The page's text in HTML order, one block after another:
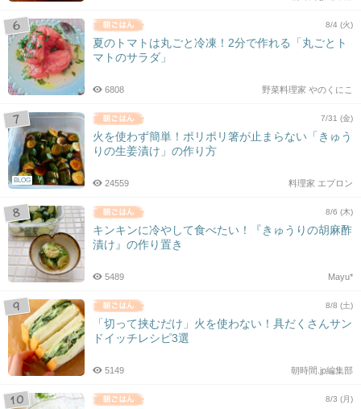
8/4 (火)
夏のトマトは丸ごと冷凍！2分で作れる「丸ごとト
マトのサラダ」
野菜料理家 やのくにこ
6808
BLOG
7/31 (金)
火を使わず簡単！ポリポリ箸が止まらない「きゅう
りの生姜漬け」の作り方
料理家 エプロン
24559
8/6 (木)
キンキンに冷やして食べたい！『きゅうりの胡麻酢
漬け』の作り置き
Mayu*
5489
8/8 (土)
「切って挟むだけ」火を使わない！具だくさんサン
ドイッチレシピ3選
朝時間.jp編集部
5149
8/3 (月)